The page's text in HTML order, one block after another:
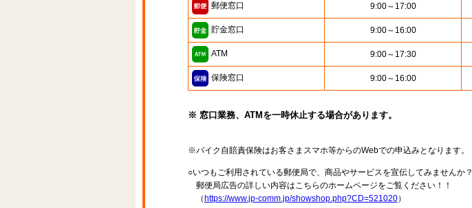
郵便窓口 9:00～17:00
貯金窓口 9:00～16:00
ATM 9:00～17:30
保険窓口 9:00～16:00
※ 窓口業務、ATMを一時休止する場合があります。
※バイク自賠責保険はお客さまスマホ等からのWebでの申込みとなります。
○いつもご利用されている郵便局で、商品やサービスを宣伝してみませんか？
郵便局広告の詳しい内容はこちらのホームページをご覧ください！！
（ https://www.jp-comm.jp/showshop.php?CD=521020）